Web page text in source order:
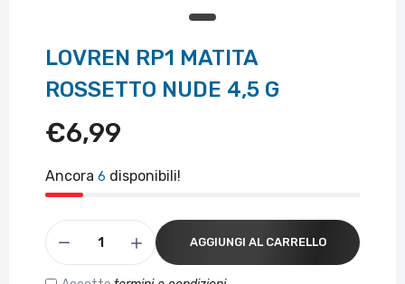
LOVREN RP1 MATITA
ROSSETTO NUDE 4,5 G
€6,99
Ancora 6 disponibili!
AGGIUNGI AL CARRELLO